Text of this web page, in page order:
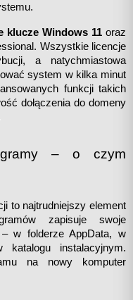
klucze Windows 11 oraz
Wszystkie licencje
a natychmiastowa
system w kilka minut
funkcji takich
dołączenia do domeny
– o czym
to najtrudniejszy element
zapisuje swoje
w folderze AppData, w
instalacyjnym.
na nowy komputer